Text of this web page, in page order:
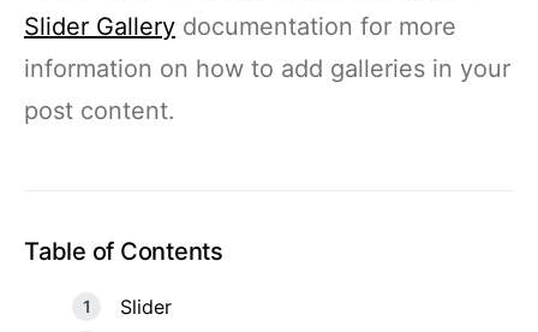
Slider Gallery documentation for more
information on how to add galleries in your
post content.
Table of Contents
Slider